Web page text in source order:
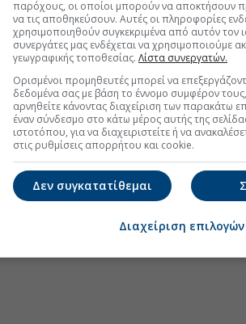
παρόχους, οι οποίοι μπορούν να αποκτήσουν
να τις αποθηκεύσουν. Αυτές οι πληροφορίες
χρησιμοποιηθούν συγκεκριμένα από αυτόν τον
συνεργάτες μας ενδέχεται να χρησιμοποιούμε
γεωγραφικής τοποθεσίας. Λίστα συνεργατών.
Ορισμένοι προμηθευτές μπορεί να
δεδομένα σας με βάση το έννομο συμφέρον
αρνηθείτε κάνοντας διαχείριση των παρακάτω
έναν σύνδεσμο στο κάτω μέρος αυτής της
ιστοτόπου, για να διαχειριστείτε ή να
στις ρυθμίσεις απορρήτου και cookie.
Δεν συγκατατίθεμαι
Διαχείριση επιλογών